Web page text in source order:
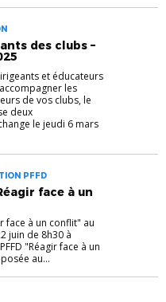
des clubs –
et éducateurs
les
de vos clubs, le
deux
le jeudi 6 mars
PFFD
face à un
face à un conflit" au
juin de 8h30 à
"Réagir face à un
au...